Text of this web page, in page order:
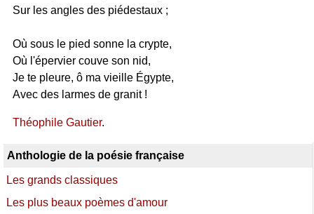
Sur les angles des piédestaux ;
Où sous le pied sonne la crypte,
Où l'épervier couve son nid,
Je te pleure, ô ma vieille Égypte,
Avec des larmes de granit !
Théophile Gautier.
Anthologie de la poésie française
Les grands classiques
Les plus beaux poèmes d'amour